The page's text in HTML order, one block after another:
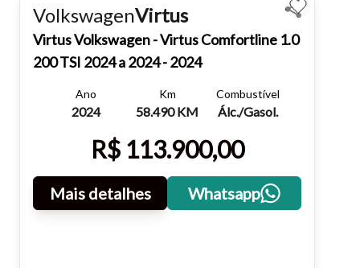
VolkswagenVirtus
VirtusVolkswagen - Virtus Comfortline 1.0
200 TSI 2024 a 2024 - 2024
Ano
2024
Km
58.490 KM
Combustível
Álc./Gasol.
R$ 113.900,00
Mais detalhes Whatsapp